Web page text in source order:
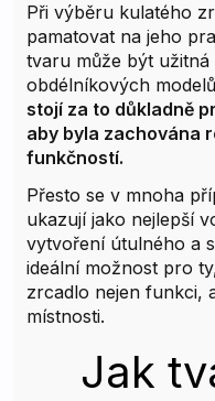
Při výběru kulatého
pamatovat na jeho
tvaru může být
obdélníkových
stojí za to důkladně
aby byla zachována
funkčností.
Přesto se v mnoha
ukazují jako nejlepší
vytvoření útulného a
ideální možnost pro
zrcadlo nejen funkci,
místnosti.
Jak